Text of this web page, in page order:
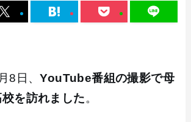
8日、YouTube番組の撮影で母
を訪れました。